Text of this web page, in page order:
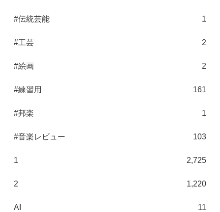
#伝統芸能 1
#工芸 2
#絵画 2
#練習用 161
#邦楽 1
#音楽レビュー 103
1 2,725
2 1,220
AI 11